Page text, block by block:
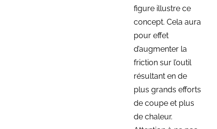
figure illustre ce
concept. Cela aura
pour effet
d’augmenter la
friction sur l’outil
résultant en de
plus grands efforts
de coupe et plus
de chaleur.